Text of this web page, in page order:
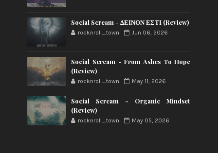
Social Scream - ΔΕΙΝΟΝ ΕΣΤΙ (Review)
rocknroll_town Jun 06, 2026
Social Scream - From Ashes To Hope
(Review)
rocknroll_town May 11, 2026
Social Scream - Organic Mindset
(Review)
rocknroll_town May 05, 2026